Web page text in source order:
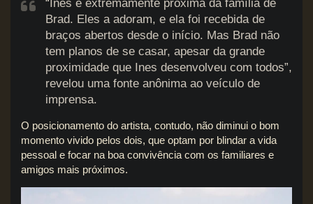
“Ines é extremamente próxima da família de
Brad. Eles a adoram, e ela foi recebida de
braços abertos desde o início. Mas Brad não
tem planos de se casar, apesar da grande
proximidade que Ines desenvolveu com todos”,
revelou uma fonte anônima ao veículo de
imprensa.
O posicionamento do artista, contudo, não diminui o bom
momento vivido pelos dois, que optam por blindar a vida
pessoal e focar na boa convivência com os familiares e
amigos mais próximos.